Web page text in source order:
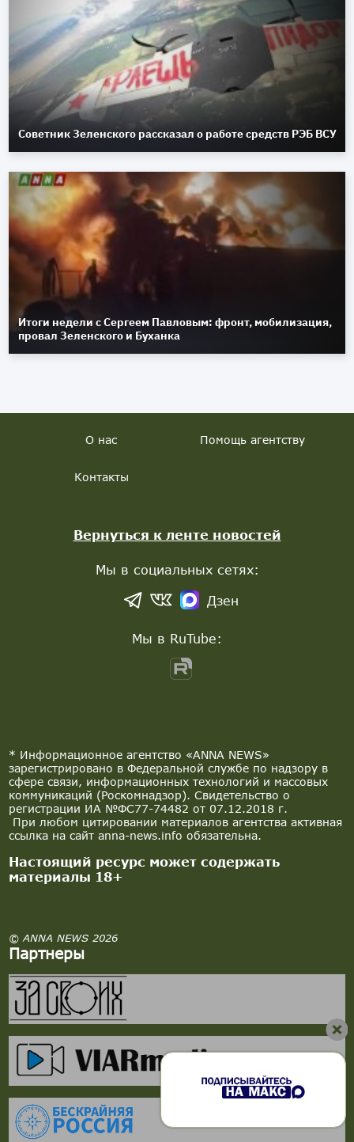
Советник Зеленского рассказал о работе средств РЭБ ВСУ
Итоги недели с Сергеем Павловым: фронт, мобилизация,
провал Зеленского и Буханка
* Информационное агентство «ANNA NEWS»
зарегистрировано в Федеральной службе по надзору в
сфере связи, информационных технологий и массовых
коммуникаций (Роскомнадзор). Свидетельство о
регистрации ИА №ФС77-74482 от 07.12.2018 г.
При любом цитировании материалов агентства активная
ссылка на сайт anna-news.info обязательна.
Настоящий ресурс может содержать
материалы 18+
© ANNA NEWS 2026
Партнеры
О нас Помощь агентству
Контакты
Вернуться к ленте новостей
Мы в социальных сетях:
Дзен
Мы в RuTube: